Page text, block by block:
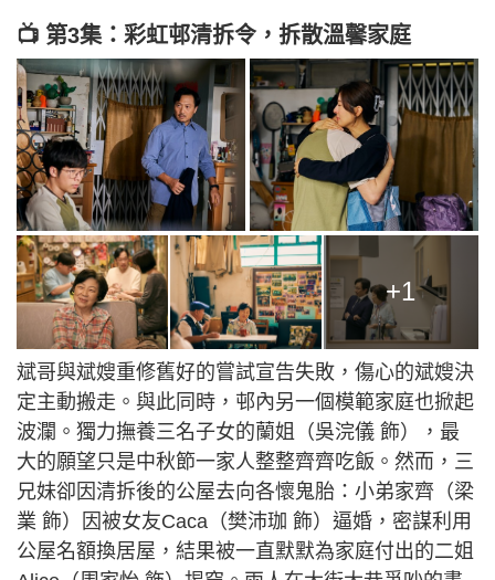
📺 第3集：彩虹邨清拆令，拆散溫馨家庭
+1
斌哥與斌嫂重修舊好的嘗試宣告失敗，傷心的斌嫂決
定主動搬走。與此同時，邨內另一個模範家庭也掀起
波瀾。獨力撫養三名子女的蘭姐（吳浣儀 飾），最
大的願望只是中秋節一家人整整齊齊吃飯。然而，三
兄妹卻因清拆後的公屋去向各懷鬼胎：小弟家齊（梁
業 飾）因被女友Caca（樊沛珈 飾）逼婚，密謀利用
公屋名額換居屋，結果被一直默默為家庭付出的二姐